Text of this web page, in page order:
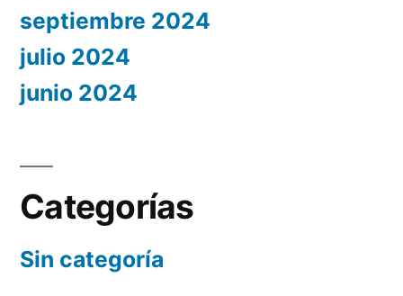
septiembre 2024
julio 2024
junio 2024
Categorías
Sin categoría